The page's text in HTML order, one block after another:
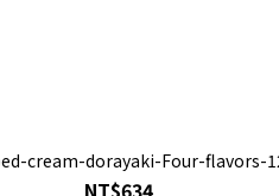
cream-dorayaki-Four-flavors-
NT$634